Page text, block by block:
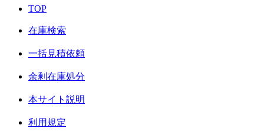
TOP
在庫検索
一括見積依頼
余剰在庫処分
本サイト説明
利用規定